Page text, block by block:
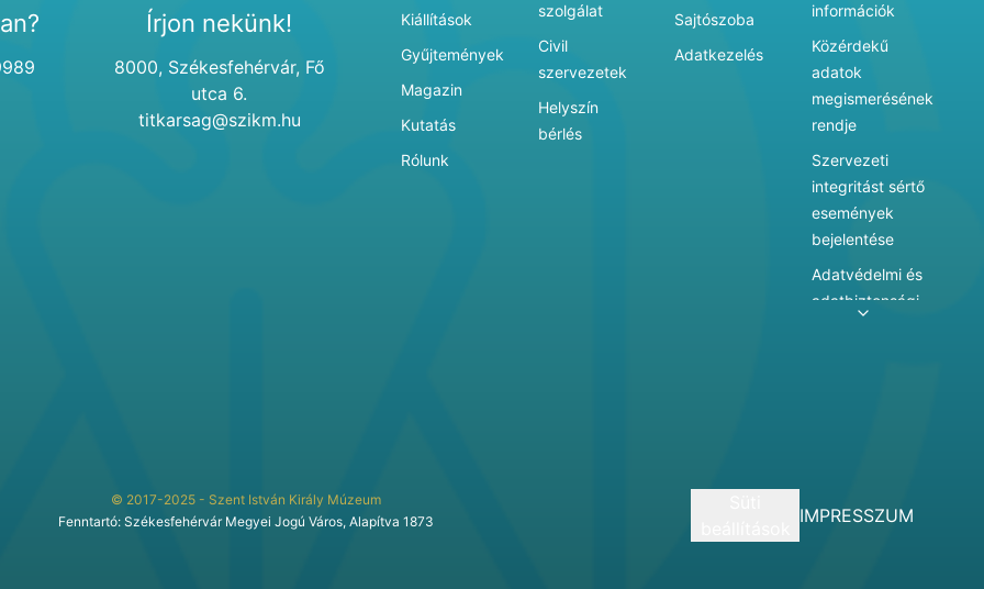
Írjon nekünk!
8000, Székesfehérvár, Fő
utca 6.
titkarsag@szikm.hu
Kiállítások
Gyűjtemények
Magazin
Kutatás
Rólunk
szolgálat
Civil
szervezetek
Helyszín
bérlés
Sajtószoba
Adatkezelés
információk
Közérdekű
adatok
megismerésének
rendje
Szervezeti
integritást sértő
események
bejelentése
Adatvédelmi és
adatbiztonsági
szolgáltatásai
© 2017-2025 - Szent István Király Múzeum
Fenntartó: Székesfehérvár Megyei Jogú Város, Alapítva 1873
IMPRESSZUM